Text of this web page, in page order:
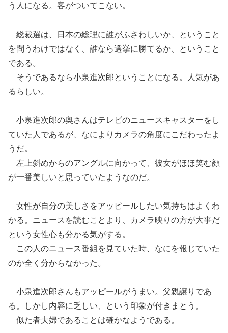
う人になる。客がついてこない。
総裁選は、日本の総理に誰がふさわしいか というこ と
を問 う わけではな く、 誰なら選挙に勝てるか、ということ
である。
そうであるなら小泉進次郎ということになる。人気があ
るらしい。
小泉進次郎の奥さんはテレビのニュースキャスターをし
ていた人であるが、なによりカメラの角度にこだわったよ
うだ。
左上斜めからのアングルに向かって、彼女がほほ笑む顔
が一番美 しいと思っていたようなのだ。
女性が自分の美しさをアッピールしたい気持ちはよくわ
かる。 ニュースを読むことより、カメラ映りの方が大事だ
という女性心も分かる気がする。
この人のニュース番組を見ていた時、なにを報じていた
のか全く分からなかった。
小泉進次郎さんもアッピールがうまい。父親譲りであ
る。しかし内容に乏しい、という印象が付きまとう。
似た者夫婦であることは確かなようである。